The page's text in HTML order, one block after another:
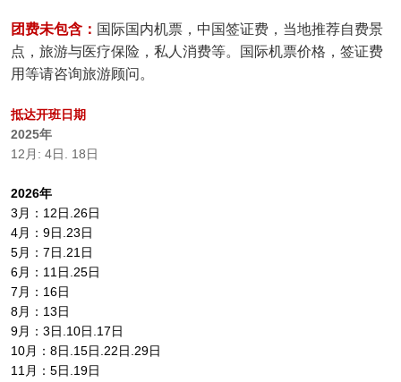
团费未包含： 国际国内机票，中国签证费，当地推荐自费景
点，旅游与医疗保险，私人消费等。国际机票价格，签证费
用等请咨询旅游顾问。
抵达开班日期
2025年
12月: 4日. 18日
2026年
3月：12日.26日
4月：9日.23日
5月：7日.21日
6月：11日.25日
7月：16日
8月：13日
9月：3日.10日.17日
10月：8日.15日.22日.29日
11月：5日.19日